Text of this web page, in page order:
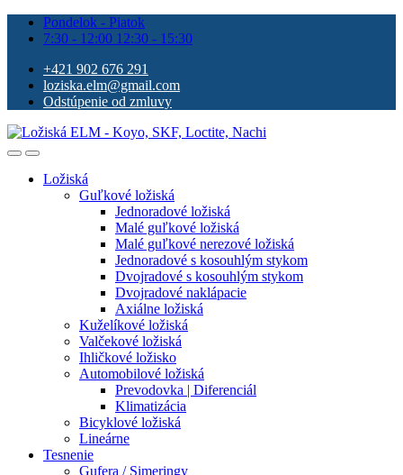
Pondelok - Piatok
7:30 - 12:00 12:30 - 15:30
+421 902 676 291
loziska.elm@gmail.com
Odstúpenie od zmluvy
Ložiská
Guľkové ložiská
Jednoradové ložiská
Malé guľkové ložiská
Malé guľkové nerezové ložiská
Jednoradové s kosouhlým stykom
Dvojradové s kosouhlým stykom
Dvojradové naklápacie
Axiálne ložiská
Kuželíkové ložiská
Valčekové ložiská
Ihličkové ložisko
Automobilové ložiská
Prevodovka | Diferenciál
Klimatizácia
Bicyklové ložiská
Lineárne
Tesnenie
Gufera / Simeringy